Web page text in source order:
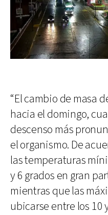
“El cambio de masa
hacia el domingo,
descenso más
el organismo. De
las temperaturas
y 6 grados en gran
mientras que las
ubicarse entre los 10